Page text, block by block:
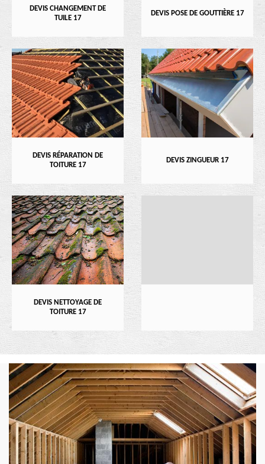
DEVIS CHANGEMENT DE
TUILE 17
DEVIS POSE DE GOUTTIÈRE 17
DEVIS RÉPARATION DE
TOITURE 17
DEVIS ZINGUEUR 17
DEVIS NETTOYAGE DE
TOITURE 17